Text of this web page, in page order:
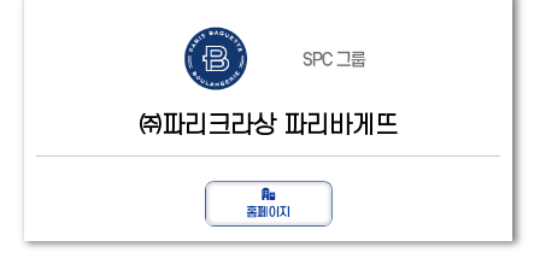
㈜파리크라상 파리바게뜨